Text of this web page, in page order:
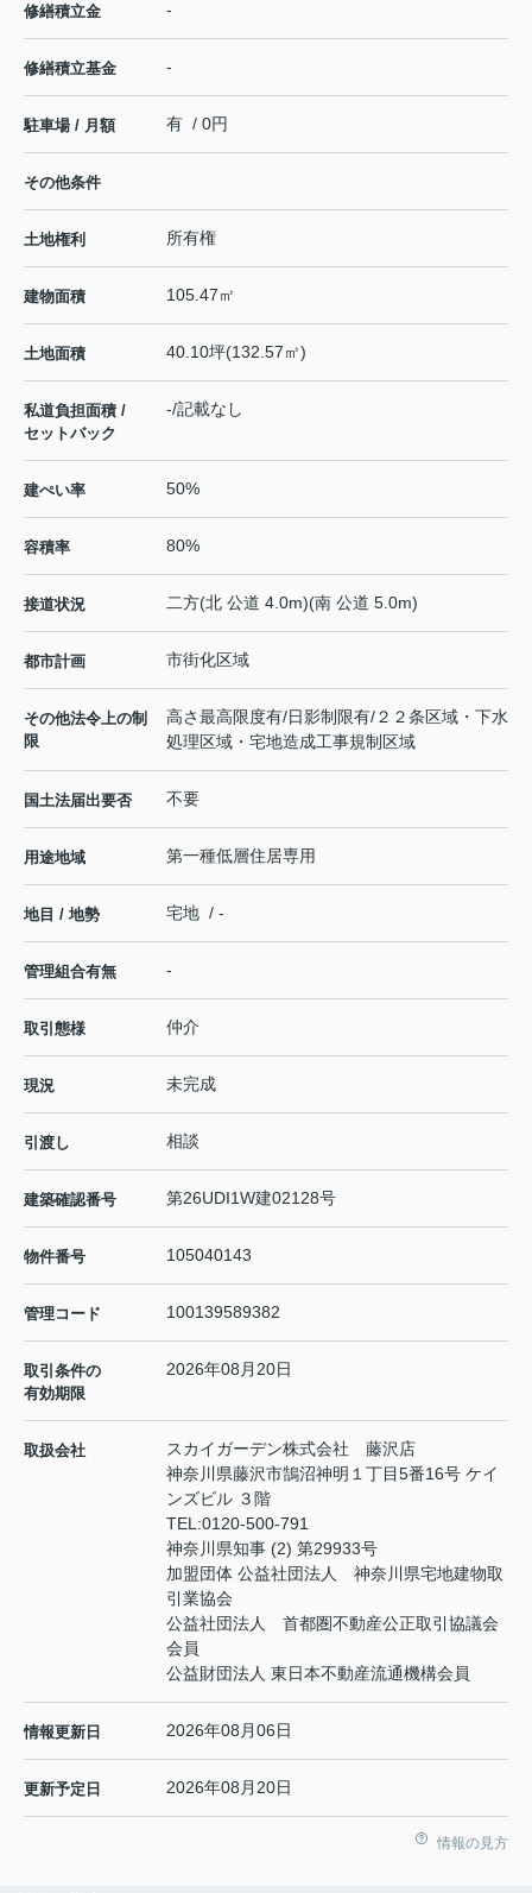
修繕積立金 -
修繕積立基金 -
駐車場 / 月額 有 / 0円
その他条件
土地権利 所有権
建物面積 105.47㎡
土地面積 40.10坪(132.57㎡)
私道負担面積 /
セットバック
-/記載なし
建ぺい率 50%
容積率 80%
接道状況 二方(北 公道 4.0m)(南 公道 5.0m)
都市計画 市街化区域
その他法令上の制
限
高さ最高限度有/日影制限有/２２条区域・下水
処理区域・宅地造成工事規制区域
国土法届出要否 不要
用途地域 第一種低層住居専用
地目 / 地勢 宅地 / -
管理組合有無 -
取引態様 仲介
現況 未完成
引渡し 相談
建築確認番号 第26UDI1W建02128号
物件番号 105040143
管理コード 100139589382
取引条件の
有効期限
2026年08月20日
取扱会社
スカイガーデン株式会社 藤沢店
神奈川県藤沢市鵠沼神明１丁目5番16号 ケイ
ンズビル ３階
TEL:0120-500-791
神奈川県知事 (2) 第29933号
加盟団体 公益社団法人 神奈川県宅地建物取
引業協会
公益社団法人 首都圏不動産公正取引協議会
会員
公益財団法人 東日本不動産流通機構会員
情報更新日 2026年08月06日
更新予定日 2026年08月20日
情報の見方